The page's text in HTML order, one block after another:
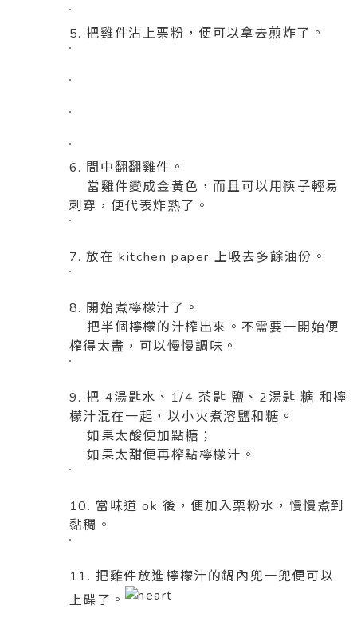
5. 把雞件沾上栗粉，便可以拿去煎炸了。
6. 間中翻翻雞件。
當雞件變成金黃色，而且可以用筷子輕易
刺穿，便代表炸熟了。
7. 放在 kitchen paper 上吸去多餘油份。
8. 開始煮檸檬汁了。
把半個檸檬的汁榨出來。不需要一開始便
榨得太盡，可以慢慢調味。
9. 把 4湯匙水、1/4 茶匙 鹽、2湯匙 糖 和檸
檬汁混在一起，以小火煮溶鹽和糖。
如果太酸便加點糖；
如果太甜便再榨點檸檬汁。
10. 當味道 ok 後，便加入栗粉水，慢慢煮到
黏稠。
11. 把雞件放進檸檬汁的鍋內兜一兜便可以
上碟了。